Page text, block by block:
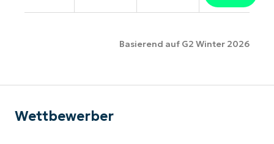
Basierend auf G2 Winter 2026
Wettbewerber